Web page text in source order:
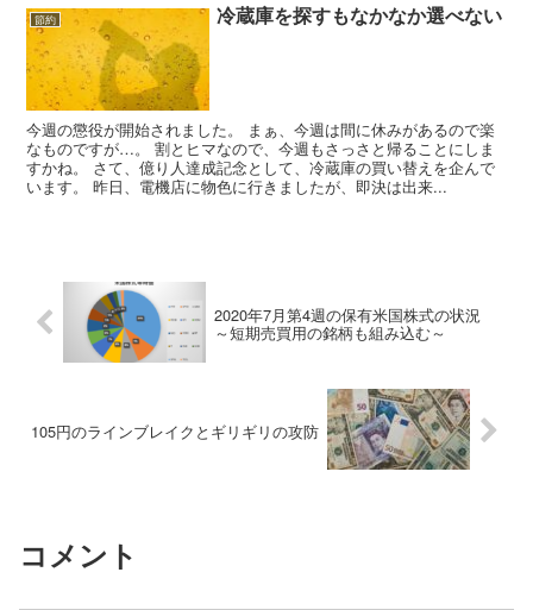
節約 冷蔵庫を探すもなかなか選べない
今週の懲役が開始されました。 まぁ、今週は間に休みがあるので楽
なものですが…。 割とヒマなので、今週もさっさと帰ることにしま
すかね。 さて、億り人達成記念として、冷蔵庫の買い替えを企んで
います。 昨日、電機店に物色に行きましたが、即決は出来...
2020年7月第4週の保有米国株式の状況
～短期売買用の銘柄も組み込む～
105円のラインブレイクとギリギリの攻防
コメント